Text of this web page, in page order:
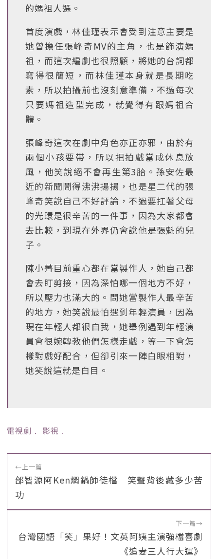
的媽祖人選。
首度演戲，林佳瑾表示會受到注意主要是
她曾擔任張峰奇MV的主角，也是飾演媽
祖，而這次編劇也很照顧，將她的台詞都
寫得很簡短，而林佳瑾本身就是長期吃
素，所以拍攝前也沒刻意準備，不過每次
只要媽祖造型完成，就覺得有跟媽祖合
體。
張峰奇這次在劇中角色亦正亦邪，由於有
兩個小孩要帶，所以把拍戲當成休息放
風，他笑說絕不會再生第3胎。孫安佐最
近的新聞鬧得沸沸揚揚，也是星二代的張
峰奇笑說自己不好評論，不過要扛著父母
的光環是很辛苦的一件事，因為大家都會
去比較，到現在外界仍會說他是張魁的兒
子。
陳小菁目前重心都在當製作人，她自己都
會去盯剪接，因為深怕哪一個地方不好，
所以壓力也滿大的。問她當製作人最辛苦
的地方，她笑說最怕遇到年輕演員，因為
現在年輕人都很自我，她舉例遇到年輕演
員會很婉轉教他們怎樣走戲，等一下會怎
樣對戲好配合，但卻引來一陣白眼相對，
她笑說這就是白目。
電視劇 ﹒ 影視 ﹒
←上一篇
邰智源阿Ken燜鍋師徒檔 笑聲背後藏多少苦
功
下一篇→
台灣國語「笑」果好！文英阿姨主演強檔喜劇
《追妻三人行大運》